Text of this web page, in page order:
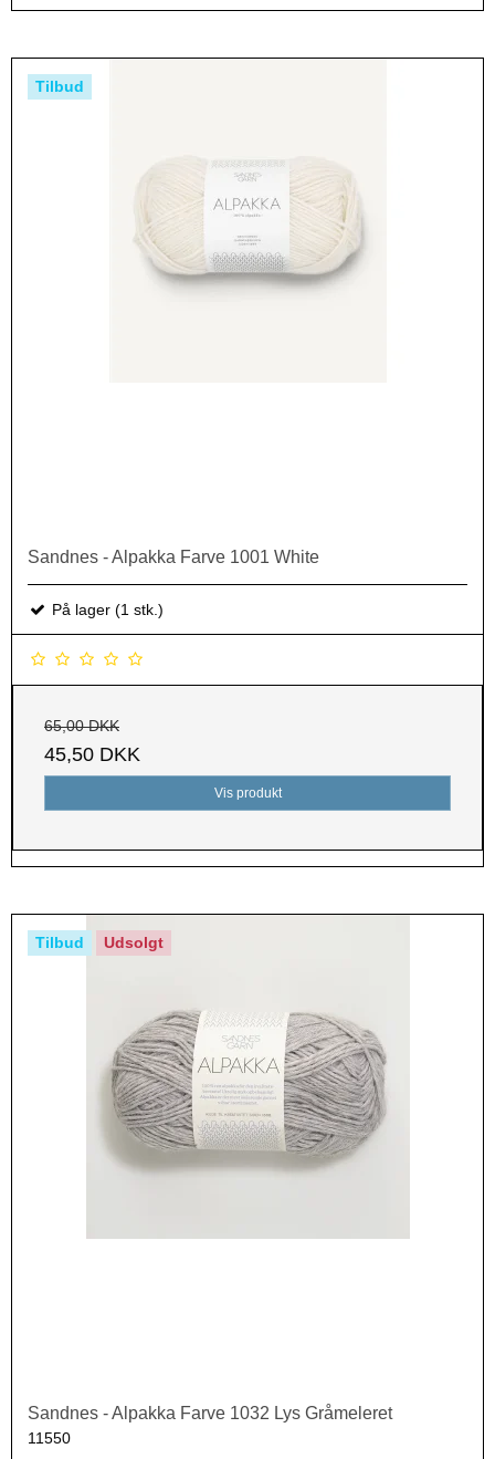
Tilbud
Sandnes - Alpakka Farve 1001 White
På lager (1 stk.)
65,00 DKK
45,50 DKK
Vis produkt
Tilbud Udsolgt
Sandnes - Alpakka Farve 1032 Lys Gråmeleret
11550